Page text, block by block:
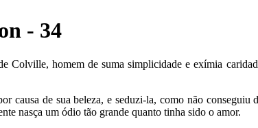
- 34
homem de suma simplicidade e exímia
causa de sua beleza, e seduzi-la, como não
nasça um ódio tão grande quanto tinha sido o amor.